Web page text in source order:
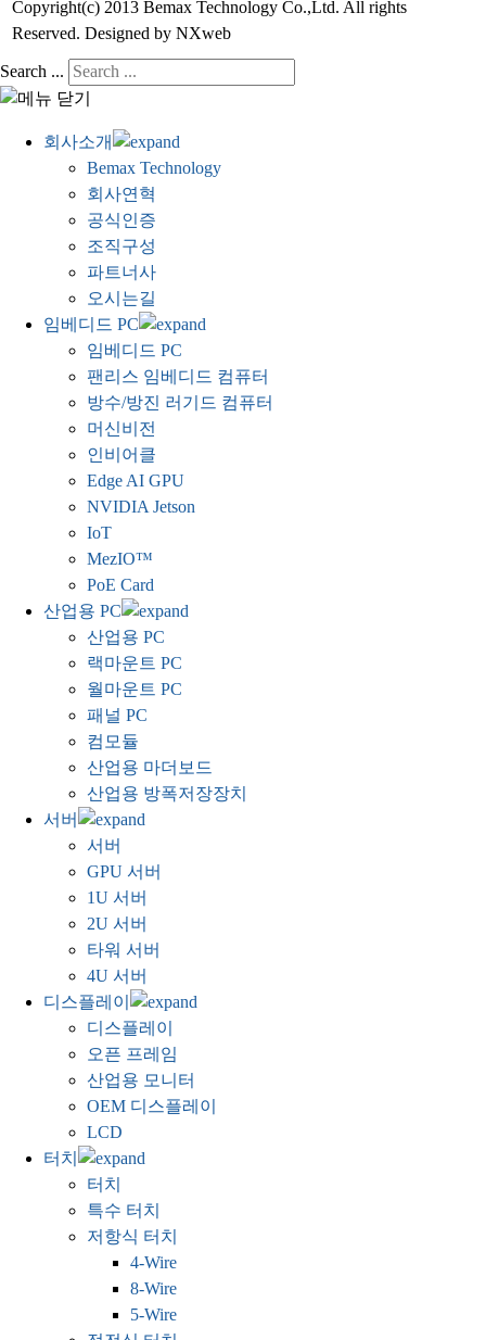
Copyright(c) 2013 Bemax Technology Co.,Ltd. All rights
Reserved. Designed by NXweb
Search ...
회사소개
Bemax Technology
회사연혁
공식인증
조직구성
파트너사
오시는길
임베디드 PC
임베디드 PC
팬리스 임베디드 컴퓨터
방수/방진 러기드 컴퓨터
머신비전
인비어클
Edge AI GPU
NVIDIA Jetson
IoT
MezIO™
PoE Card
산업용 PC
산업용 PC
랙마운트 PC
월마운트 PC
패널 PC
컴모듈
산업용 마더보드
산업용 방폭저장장치
서버
서버
GPU 서버
1U 서버
2U 서버
타워 서버
4U 서버
디스플레이
디스플레이
오픈 프레임
산업용 모니터
OEM 디스플레이
LCD
터치
터치
특수 터치
저항식 터치
4-Wire
8-Wire
5-Wire